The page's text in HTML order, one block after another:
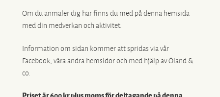
Om du anmäler dig här finns du med på denna hemsida
med din medverkan och aktivitet.
Information om sidan kommer att spridas via vår
Facebook, våra andra hemsidor och med hjälp av Öland &
co.